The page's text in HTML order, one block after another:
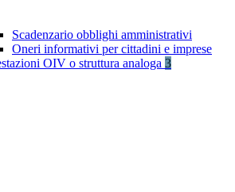
Scadenzario obblighi amministrativi
Oneri informativi per cittadini e imprese
OIV o struttura analoga 3